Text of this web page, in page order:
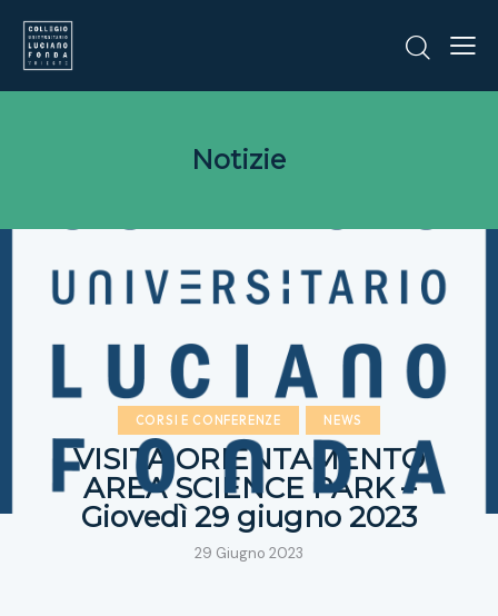
Notizie
CORSI E CONFERENZE NEWS
VISITA ORIENTAMENTO
AREA SCIENCE PARK –
Giovedì 29 giugno 2023
29 Giugno 2023